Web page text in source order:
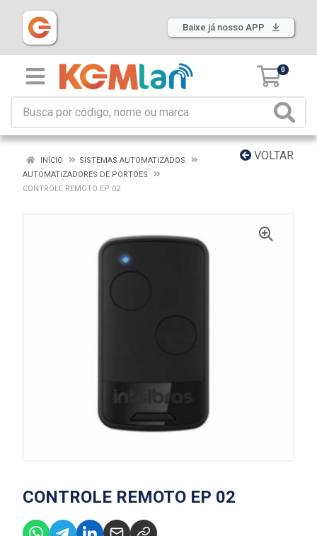
Baixe já nosso APP
0
VOLTAR
INÍCIO
SISTEMAS AUTOMATIZADOS
AUTOMATIZADORES DE PORTOES
CONTROLE REMOTO EP 02
CONTROLE REMOTO EP 02